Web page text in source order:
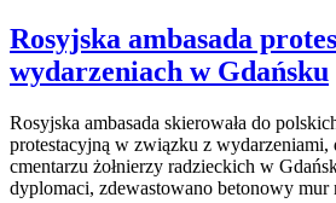
Rosyjska ambasada
wydarzeniach w Gdańsku
Rosyjska ambasada skierowała do
protestacyjną w związku z wydarzeniami,
cmentarzu żołnierzy radzieckich w
dyplomaci, zdewastowano betonowy mur